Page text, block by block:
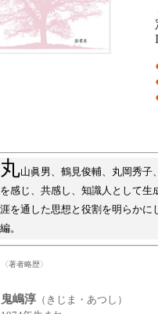
丸山眞男、鶴見俊輔、丸岡秀子
を感じ、共感し、知識人として
涯を通した思想と役割を明らかに
編。
〈著者略歴〉
鬼嶋淳 （きじま・あつし）